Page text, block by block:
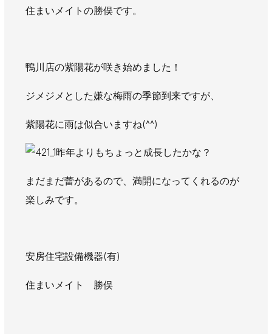
社長挨拶 企業情報 沿革
お知らせ
AWAJYUブログ
安房住まいる
大型工事施工事例
採用情報
協力会社募集
住まいメイトの勝俣です。
鴨川店の紫陽花が咲き始めました！
ジメジメとした嫌な梅雨の季節到来ですが、
紫陽花に雨は似合いますね(^^)
昨年よりもちょっと成長したかな？
まだまだ蕾があるので、満開になってくれるのが
楽しみです。
安房住宅設備機器(有)
住まいメイト 勝俣